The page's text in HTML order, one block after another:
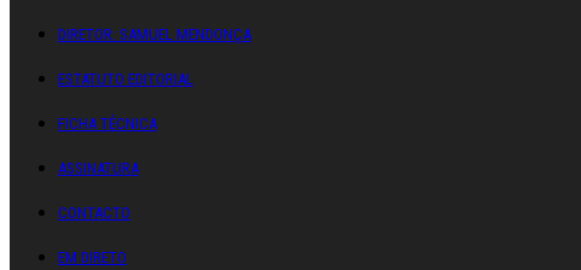
DIRETOR: SAMUEL MENDONÇA
ESTATUTO EDITORIAL
FICHA TÉCNICA
ASSINATURA
CONTACTO
EM DIRETO